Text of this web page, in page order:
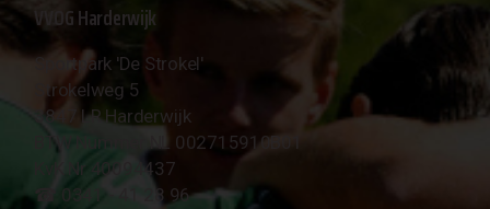
VVOG Harderwijk
Sportpark 'De Strokel'
Strokelweg 5
3847 LR Harderwijk
BTW Nummer NL 002715910B01
KvK Nr 40094437
☎︎ 0341 - 41 28 96